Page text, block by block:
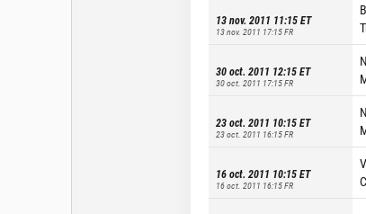
13 nov. 2011 11:15ET
13 nov. 2011 17:15FR
30 oct. 2011 12:15ET
30 oct. 2011 17:15FR
23 oct. 2011 10:15ET
23 oct. 2011 16:15FR
16 oct. 2011 10:15ET
16 oct. 2011 16:15FR